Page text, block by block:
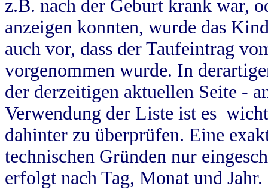
z.B. nach der Geburt krank war,
anzeigen konnten, wurde das
auch vor, dass der Taufeintrag
vorgenommen wurde. In
der derzeitigen aktuellen Seite -
Verwendung der Liste ist es
dahinter zu überprüfen. Eine
technischen Gründen nur
erfolgt nach Tag, Monat und Jahr.